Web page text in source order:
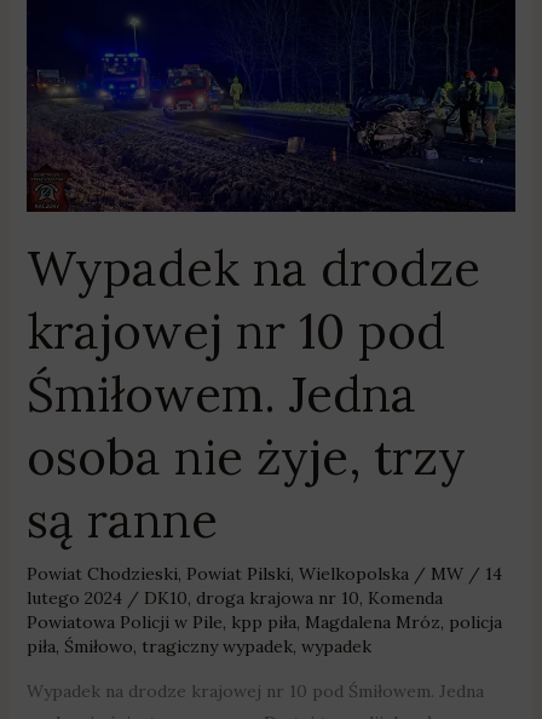
Wypadek na drodze
krajowej nr 10 pod
Śmiłowem. Jedna
osoba nie żyje, trzy
są ranne
Powiat Chodzieski, Powiat Pilski, Wielkopolska/ MW / 14
lutego 2024 / DK10, droga krajowa nr 10, Komenda
Powiatowa Policji w Pile, kpp piła, Magdalena Mróz, policja
piła, Śmiłowo, tragiczny wypadek, wypadek
Wypadek na drodze krajowej nr 10 pod Śmiłowem. Jedna
drodze
krajowej
10
pod
Jedna
osoba
nie
żyje,
trzy
są
ranne